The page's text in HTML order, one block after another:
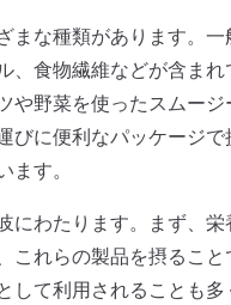
まな種類があります。
、食物繊維などが含ま
や野菜を使ったスムー
びに便利なパッケージ
す。
にわたります。まず、
これらの製品を摂るこ
して利用されることも